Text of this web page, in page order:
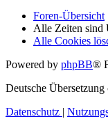
Foren-Übersicht
Alle Zeiten sind
Alle Cookies
Powered by phpBB®
Deutsche Übersetzung
Datenschutz |